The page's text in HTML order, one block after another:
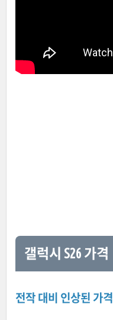
갤럭시 S26 가격
전작 대비 인상된 가격